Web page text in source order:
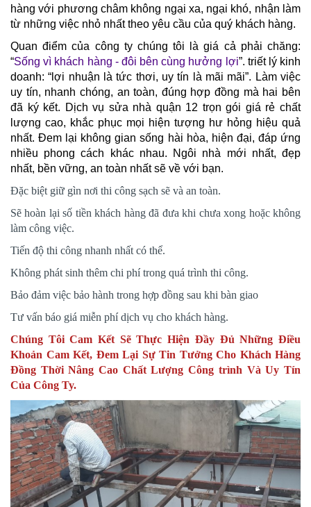
hàng với phương châm không ngại xa, ngại khó, nhận làm
từ những việc nhỏ nhất theo yêu cầu của quý khách hàng.
Quan điểm của công ty chúng tôi là giá cả phải chăng:
“Sống vì khách hàng - đôi bên cùng hưởng lợi”. triết lý kinh
doanh: “lợi nhuận là tức thơi, uy tín là mãi mãi”. Làm việc
uy tín, nhanh chóng, an toàn, đúng hợp đồng mà hai bên
đã ký kết. Dịch vụ sửa nhà quận 12 trọn gói giá rẻ chất
lượng cao, khắc phục mọi hiện tượng hư hỏng hiệu quả
nhất. Đem lại không gian sống hài hòa, hiện đại, đáp ứng
nhiều phong cách khác nhau. Ngôi nhà mới nhất, đẹp
nhất, bền vững, an toàn nhất sẽ về với bạn.
Đặc biệt giữ gìn nơi thi công sạch sẽ và an toàn.
Sẽ hoàn lại số tiền khách hàng đã đưa khi chưa xong hoặc không
làm công việc.
Tiến độ thi công nhanh nhất có thể.
Không phát sinh thêm chi phí trong quá trình thi công.
Bảo đảm việc bảo hành trong hợp đồng sau khi bàn giao
Tư vấn báo giá miễn phí dịch vụ cho khách hàng.
Chúng Tôi Cam Kết Sẽ Thực Hiện Đầy Đủ Những Điều
Khoản Cam Kết, Đem Lại Sự Tin Tưởng Cho Khách Hàng
Đồng Thời Nâng Cao Chất Lượng Công trình Và Uy Tín
Của Công Ty.